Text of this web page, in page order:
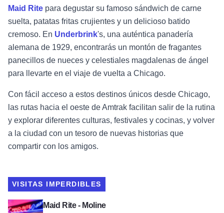
Maid Rite para degustar su famoso sándwich de carne
suelta, patatas fritas crujientes y un delicioso batido
cremoso. En Underbrink's, una auténtica panadería
alemana de 1929, encontrarás un montón de fragantes
panecillos de nueces y celestiales magdalenas de ángel
para llevarte en el viaje de vuelta a Chicago.
Con fácil acceso a estos destinos únicos desde Chicago,
las rutas hacia el oeste de Amtrak facilitan salir de la rutina
y explorar diferentes culturas, festivales y cocinas, y volver
a la ciudad con un tesoro de nuevas historias que
compartir con los amigos.
VISITAS IMPERDIBLES
Maid Rite - Moline
Ver Maid Rite - Moline